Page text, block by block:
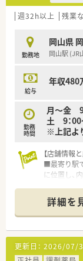
■在宅医療
り、時代の
【求人情報
ます。
安定した
■将来的な
も可能であ
環境です。
週32h以上 残業
勤務地
岡山県
岡山駅 (JR
給与
年収480
勤務
時間
月～金 9
土 9：00
※上記よ
【店舗情報
■最寄り駅
に位置し、
務員1〜2
■なかとう
の診療科を
【募集背景
■今後の店
詳細を
更新日： 2026/07/